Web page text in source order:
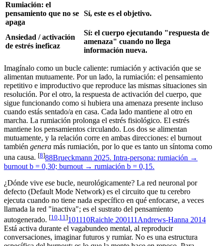
Rumiación: el
pensamiento que no se
apaga
Sí, este es el objetivo.
Ansiedad / activación
de estrés ineficaz
Sí: el cuerpo ejecutando "respuesta de
amenaza" cuando no llega
información nueva.
Imagínalo como un bucle caliente: rumiación y activación que se
alimentan mutuamente. Por un lado, la rumiación: el pensamiento
repetitivo e improductivo que reproduce las mismas situaciones sin
resolución. Por el otro, la respuesta de activación del cuerpo, que
sigue funcionando como si hubiera una amenaza presente incluso
cuando estás sentado/a en casa. Cada lado mantiene al otro en
marcha. La rumiación prolonga el estrés fisiológico. El estrés
mantiene los pensamientos circulando. Los dos se alimentan
mutuamente, y la relación corre en ambas direcciones: el burnout
también genera más rumiación, por lo que es tanto un síntoma como
una causa. [8]88Brueckmann 2025. Intra-persona: rumiación →
burnout b = 0,30; burnout → rumiación b = 0,15.
¿Dónde vive ese bucle, neurológicamente? La red neuronal por
defecto (Default Mode Network) es el circuito que tu cerebro
ejecuta cuando no tiene nada específico en qué enfocarse, a veces
llamada la red "inactiva"; es el sustrato del pensamiento
autogenerado. [10 11 ]101110Raichle 200111 Andrews-Hanna 2014
Está activa durante el vagabundeo mental, al reproducir
conversaciones, imaginar futuros y rumiar. No es una estructura